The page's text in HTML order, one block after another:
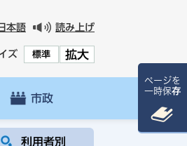
本語 読み上げ
ズ 標準 拡大
市政
利用者別
ページを
一時保存